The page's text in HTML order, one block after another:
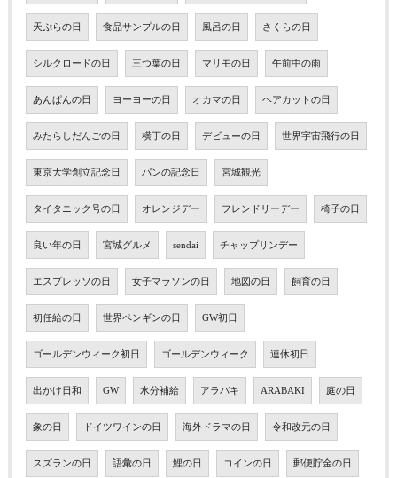
天ぷらの日 食品サンプルの日 風呂の日 さくらの日
シルクロードの日 三つ葉の日 マリモの日 午前中の雨
あんぱんの日 ヨーヨーの日 オカマの日 ヘアカットの日
みたらしだんごの日 横丁の日 デビューの日 世界宇宙飛行の日
東京大学創立記念日 パンの記念日 宮城観光
タイタニック号の日 オレンジデー フレンドリーデー 椅子の日
良い年の日 宮城グルメ sendai チャップリンデー
エスプレッソの日 女子マラソンの日 地図の日 飼育の日
初任給の日 世界ペンギンの日 GW初日
ゴールデンウィーク初日 ゴールデンウィーク 連休初日
出かけ日和 GW 水分補給 アラバキ ARABAKI 庭の日
象の日 ドイツワインの日 海外ドラマの日 令和改元の日
スズランの日 語彙の日 鯉の日 コインの日 郵便貯金の日